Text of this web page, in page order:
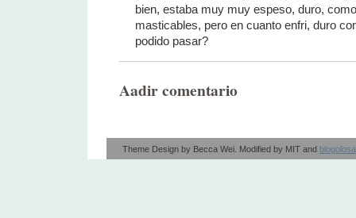
bien, estaba muy muy espeso, duro,
masticables, pero en cuanto enfri, duro
podido pasar?
Aadir comentario
Theme Design by Becca Wei . Modified by MIT and